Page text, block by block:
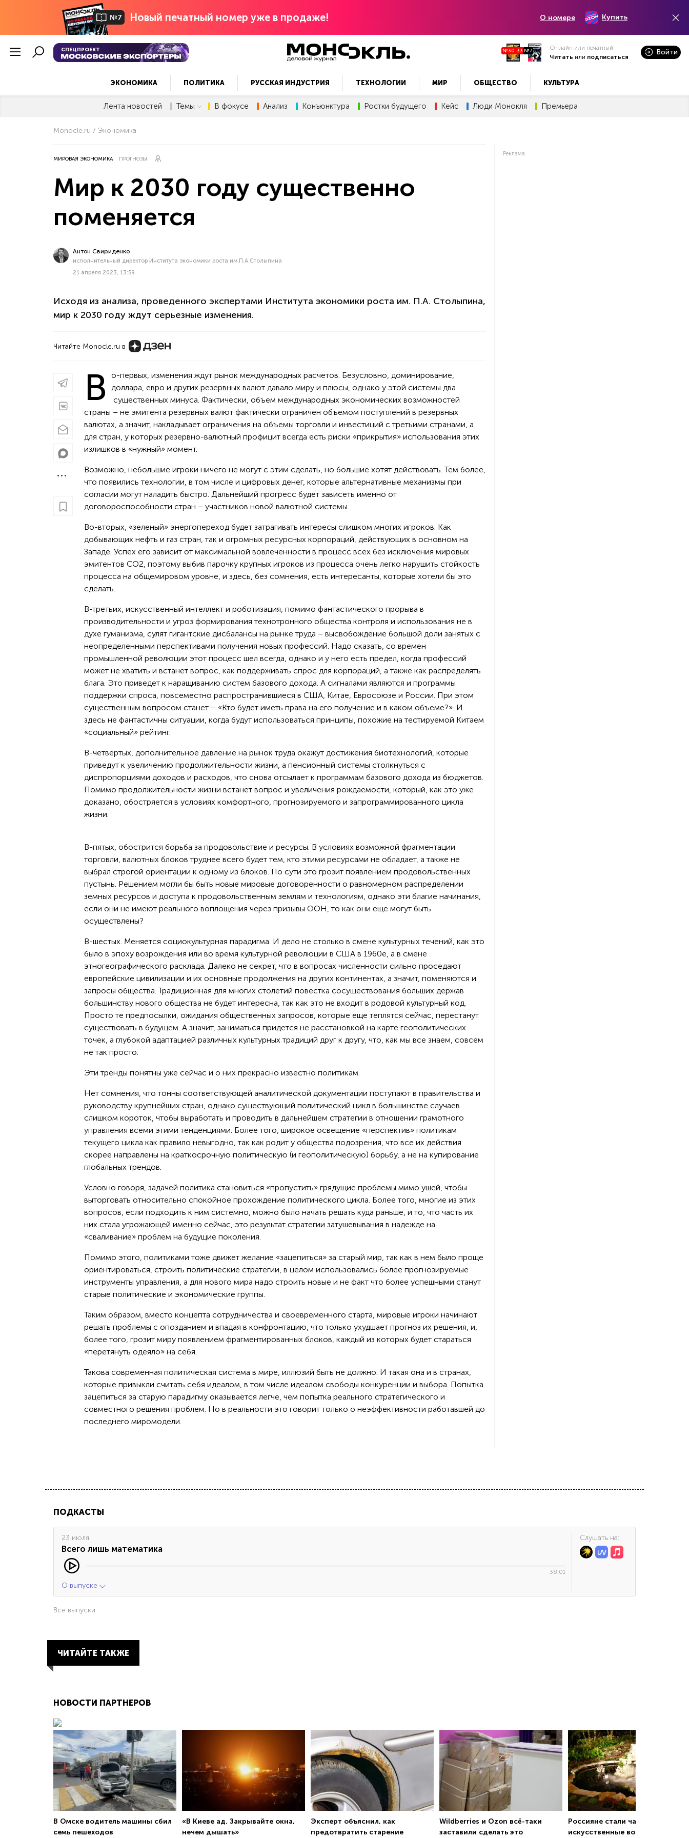
№7 Новый печатный номер уже в продаже! О номере Купить
СПЕЦПРОЕКТ №30-33 №7
Онлайн или печатный
Читать или подписаться
Войти
ЭКОНОМИКА ПОЛИТИКА РУССКАЯ ИНДУСТРИЯ ТЕХНОЛОГИИ МИР ОБЩЕСТВО КУЛЬТУРА
Лента новостей Темы В фокусе Анализ Конъюнктура Ростки будущего Кейс Люди Монокля Премьера
Monocle.ru Экономика
МИРОВАЯ ЭКОНОМИКА ПРОГНОЗЫ
Мир к 2030 году существенно
поменяется
Антон Свириденко
исполнительный директор Института экономики роста им.П.А.Столыпина
21 апреля 2023, 13:59
Исходя из анализа, проведенного экспертами Института экономики роста им. П.А. Столыпина,
мир к 2030 году ждут серьезные изменения.
Читайте Monocle.ru в
В
о-первых, изменения ждут рынок международных расчетов. Безусловно, доминирование,
доллара, евро и других резервных валют давало миру и плюсы, однако у этой системы два
существенных минуса. Фактически, объем международных экономических возможностей
страны – не эмитента резервных валют фактически ограничен объемом поступлений в резервных
валютах, а значит, накладывает ограничения на объемы торговли и инвестиций с третьими странами, а
для стран, у которых резервно-валютный профицит всегда есть риски «прикрытия» использования этих
излишков в «нужный» момент.
Возможно, небольшие игроки ничего не могут с этим сделать, но большие хотят действовать. Тем более,
что появились технологии, в том числе и цифровых денег, которые альтернативные механизмы при
согласии могут наладить быстро. Дальнейший прогресс будет зависеть именно от
договороспособности стран – участников новой валютной системы.
Во-вторых, «зеленый» энергопереход будет затрагивать интересы слишком многих игроков. Как
добывающих нефть и газ стран, так и огромных ресурсных корпораций, действующих в основном на
Западе. Успех его зависит от максимальной вовлеченности в процесс всех без исключения мировых
эмитентов CO2, поэтому выбив парочку крупных игроков из процесса очень легко нарушить стойкость
процесса на общемировом уровне, и здесь, без сомнения, есть интересанты, которые хотели бы это
сделать.
В-третьих, искусственный интеллект и роботизация, помимо фантастического прорыва в
производительности и угроз формирования технотронного общества контроля и использования не в
духе гуманизма, сулят гигантские дисбалансы на рынке труда – высвобождение большой доли занятых с
неопределенными перспективами получения новых профессий. Надо сказать, со времен
промышленной революции этот процесс шел всегда, однако и у него есть предел, когда профессий
может не хватить и встанет вопрос, как поддерживать спрос для корпораций, а также как распределять
блага. Это приведет к наращиванию систем базового дохода. А сигналами являются и программы
поддержки спроса, повсеместно распространившиеся в США, Китае, Евросоюзе и России. При этом
существенным вопросом станет – «Кто будет иметь права на его получение и в каком объеме?». И
здесь не фантастичны ситуации, когда будут использоваться принципы, похожие на тестируемой Китаем
«социальный» рейтинг.
В-четвертых, дополнительное давление на рынок труда окажут достижения биотехнологий, которые
приведут к увеличению продолжительности жизни, а пенсионный системы столкнуться с
диспропорциями доходов и расходов, что снова отсылает к программам базового дохода из бюджетов.
Помимо продолжительности жизни встанет вопрос и увеличения рождаемости, который, как это уже
доказано, обостряется в условиях комфортного, прогнозируемого и запрограммированного цикла
жизни.
В-пятых, обострится борьба за продовольствие и ресурсы. В условиях возможной фрагментации
торговли, валютных блоков труднее всего будет тем, кто этими ресурсами не обладает, а также не
выбрал строгой ориентации к одному из блоков. По сути это грозит появлением продовольственных
пустынь. Решением могли бы быть новые мировые договоренности о равномерном распределении
земных ресурсов и доступа к продовольственным землям и технологиям, однако эти благие начинания,
если они не имеют реального воплощения через призывы ООН, то как они еще могут быть
осуществлены?
В-шестых. Меняется социокультурная парадигма. И дело не столько в смене культурных течений, как это
было в эпоху возрождения или во время культурной революции в США в 1960е, а в смене
этногеографического расклада. Далеко не секрет, что в вопросах численности сильно проседают
европейские цивилизации и их основные продолжения на других континентах, а значит, поменяются и
запросы общества. Традиционная для многих столетий повестка сосуществования больших держав
большинству нового общества не будет интересна, так как это не входит в родовой культурный код.
Просто те предпосылки, ожидания общественных запросов, которые еще теплятся сейчас, перестанут
существовать в будущем. А значит, заниматься придется не расстановкой на карте геополитических
точек, а глубокой адаптацией различных культурных традиций друг к другу, что, как мы все знаем, совсем
не так просто.
Эти тренды понятны уже сейчас и о них прекрасно известно политикам.
Нет сомнения, что тонны соответствующей аналитической документации поступают в правительства и
руководству крупнейших стран, однако существующий политический цикл в большинстве случаев
слишком короток, чтобы выработать и проводить в дальнейшем стратегии в отношении грамотного
управления всеми этими тенденциями. Более того, широкое освещение «перспектив» политикам
текущего цикла как правило невыгодно, так как родит у общества подозрения, что все их действия
скорее направлены на краткосрочную политическую (и геополитическую) борьбу, а не на купирование
глобальных трендов.
Условно говоря, задачей политика становиться «пропустить» грядущие проблемы мимо ушей, чтобы
выторговать относительно спокойное прохождение политического цикла. Более того, многие из этих
вопросов, если подходить к ним системно, можно было начать решать куда раньше, и то, что часть их
них стала угрожающей именно сейчас, это результат стратегии затушевывания в надежде на
«сваливание» проблем на будущие поколения.
Помимо этого, политиками тоже движет желание «зацепиться» за старый мир, так как в нем было проще
ориентироваться, строить политические стратегии, в целом использовались более прогнозируемые
инструменты управления, а для нового мира надо строить новые и не факт что более успешными станут
старые политические и экономические группы.
Таким образом, вместо концепта сотрудничества и своевременного старта, мировые игроки начинают
решать проблемы с опозданием и впадая в конфронтацию, что только ухудшает прогноз их решения, и,
более того, грозит миру появлением фрагментированных блоков, каждый из которых будет стараться
«перетянуть одеяло» на себя.
Такова современная политическая система в мире, иллюзий быть не должно. И такая она и в странах,
которые привыкли считать себя идеалом, в том числе идеалом свободы конкуренции и выбора. Попытка
зацепиться за старую парадигму оказывается легче, чем попытка реального стратегического и
совместного решения проблем. Но в реальности это говорит только о неэффективности работавшей до
последнего миромодели.
Реклама
ПОДКАСТЫ
23 июля
Всего лишь математика
38:01
О выпуске
Cлушать на:
Все выпуски
ЧИТАЙТЕ ТАКЖЕ
НОВОСТИ ПАРТНЕРОВ
В Омске водитель машины сбил
семь пешеходов
«В Киеве ад. Закрывайте окна,
нечем дышать»
Эксперт объяснил, как
предотвратить старение
Wildberries и Ozon всё-таки
заставили сделать это
Россияне стали чаще создавать
искусственные водоемы на